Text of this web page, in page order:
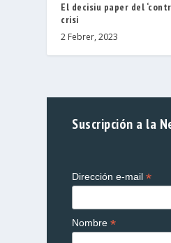
El decisiu paper del
crisi
2 Febrer, 2023
Suscripción a la
Dirección e-mail*
Nombre*